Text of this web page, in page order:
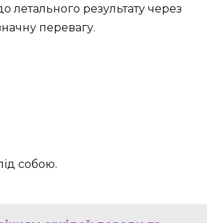
летального результату через
перевагу.
собою.